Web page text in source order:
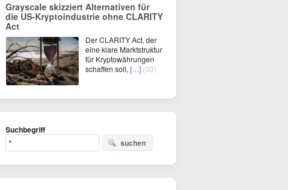
Grayscale skizziert Alternativen für
die US-Kryptoindustrie ohne CLARITY
Act
Der CLARITY Act, der
eine klare Marktstruktur
für Kryptowährungen
schaffen soll, […] (00)
Suchbegriff
suchen